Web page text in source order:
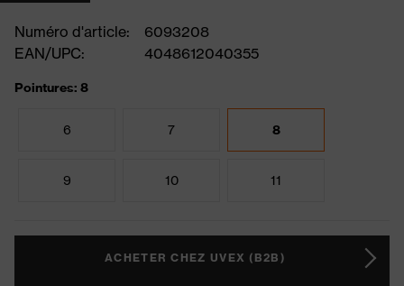
Numéro d'article:
6093208
EAN/UPC:
4048612040355
Pointures: 8
6 7 8
9 10 11
ACHETER CHEZ UVEX (B2B)